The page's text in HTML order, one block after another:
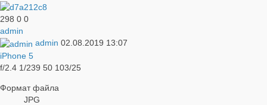
298 0 0
admin
admin 02.08.2019 13:07
iPhone 5
f/2.4 1/239 50 103/25
Формат файла
JPG